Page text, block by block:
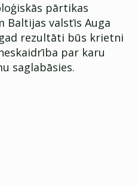
pārtikas
Baltijas valstīs Auga
rezultāti būs krietni
par karu
saglabāsies.